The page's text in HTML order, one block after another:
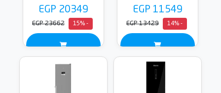
EGP 11549
- 14%
EGP 13429
EGP 20349
- 15%
EGP 23662